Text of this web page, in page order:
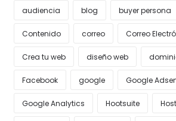
audiencia blog buyer persona
Contenido correo Correo
Crea tu web diseño web
Facebook google Google
Google Analytics Hootsuite